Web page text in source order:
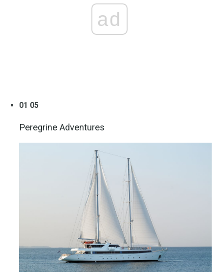
ad
01 05
Peregrine Adventures